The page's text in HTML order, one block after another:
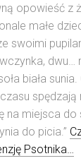
opowieść z
małe
swoimi
dwu…
biała
spędzają
na miejsca do
do picia.”
Psotnika…